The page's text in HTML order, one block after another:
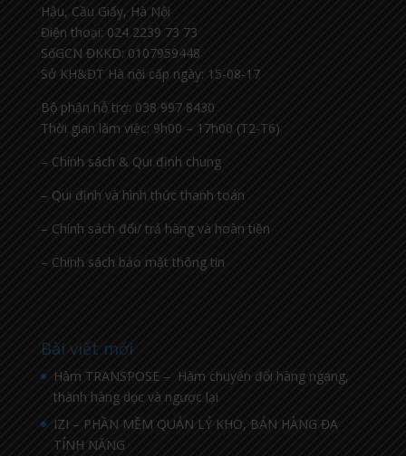
Hậu, Cầu Giấy, Hà Nội
Điện thoại: 024 2239 73 73
SốGCN ĐKKD: 0107959448
Sở KH&ĐT Hà nội cấp ngày: 15-08-17
Bộ phận hỗ trợ: 038 997 8430
Thời gian làm việc: 9h00 – 17h00 (T2-T6)
– Chính sách & Qui định chung
– Qui định và hình thức thanh toán
– Chính sách đổi/ trả hàng và hoàn tiền
– Chính sách bảo mật thông tin
Bài viết mới
Hàm TRANSPOSE – Hàm chuyển đổi hàng ngang,
thành hàng dọc và ngược lại
IZI – PHẦN MỀM QUẢN LÝ KHO, BÁN HÀNG ĐA
TÍNH NĂNG